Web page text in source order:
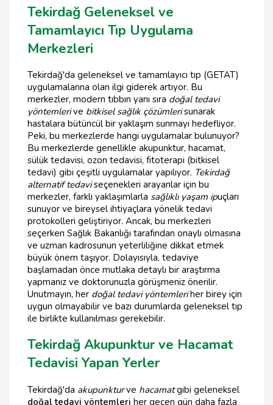
Tekirdağ Geleneksel ve
Tamamlayıcı Tıp Uygulama
Merkezleri
Tekirdağ'da geleneksel ve tamamlayıcı tıp (GETAT)
uygulamalarına olan ilgi giderek artıyor. Bu
merkezler, modern tıbbın yanı sıra doğal tedavi
yöntemlerive bitkisel sağlık çözümlerisunarak
hastalara bütüncül bir yaklaşım sunmayı hedefliyor.
Peki, bu merkezlerde hangi uygulamalar bulunuyor?
Bu merkezlerde genellikle akupunktur, hacamat,
sülük tedavisi, ozon tedavisi, fitoterapi (bitkisel
tedavi) gibi çeşitli uygulamalar yapılıyor. Tekirdağ
alternatif tedaviseçenekleri arayanlar için bu
merkezler, farklı yaklaşımlarla sağlıklı yaşam ipuçları
sunuyor ve bireysel ihtiyaçlara yönelik tedavi
protokolleri geliştiriyor. Ancak, bu merkezleri
seçerken Sağlık Bakanlığı tarafından onaylı olmasına
ve uzman kadrosunun yeterliliğine dikkat etmek
büyük önem taşıyor. Dolayısıyla, tedaviye
başlamadan önce mutlaka detaylı bir araştırma
yapmanız ve doktorunuzla görüşmeniz önerilir.
Unutmayın, her doğal tedavi yöntemleriher birey için
uygun olmayabilir ve bazı durumlarda geleneksel tıp
ile birlikte kullanılması gerekebilir.
Tekirdağ Akupunktur ve Hacamat
Tedavisi Yapan Yerler
Tekirdağ'da akupunkturve hacamatgibi geleneksel
doğal tedavi yöntemleri her geçen gün daha fazla